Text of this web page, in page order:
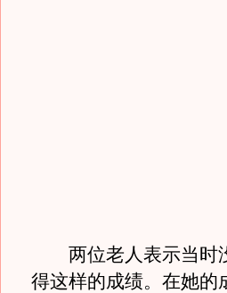
两位老人表示当时
得这样的成绩。在她的